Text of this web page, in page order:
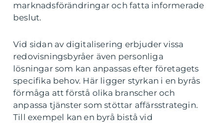
marknadsförändringar och fatta informerade
beslut.
Vid sidan av digitalisering erbjuder vissa
redovisningsbyråer även personliga
lösningar som kan anpassas efter företagets
specifika behov. Här ligger styrkan i en byrås
förmåga att förstå olika branscher och
anpassa tjänster som stöttar affärsstrategin.
Till exempel kan en byrå bistå vid